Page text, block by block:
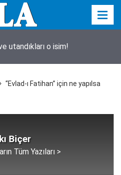
utandıkları o isim!
“Evlad-ı Fatihan” için ne yapılsa
Biçer
Tüm Yazıları >